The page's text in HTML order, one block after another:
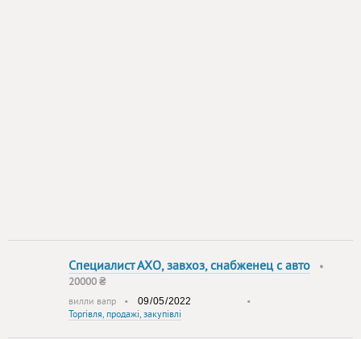
Специалист АХО, завхоз, снабженец с авто •
20000 ₴
вилли вапр •
•
Торгівля, продажі, закупівлі